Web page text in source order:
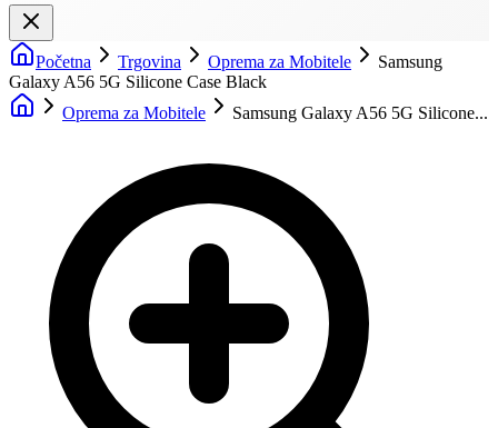
Početna Trgovina Oprema za Mobitele
Samsung
Galaxy A56 5G Silicone Case Black
Oprema za Mobitele
Samsung Galaxy A56 5G Silicone...